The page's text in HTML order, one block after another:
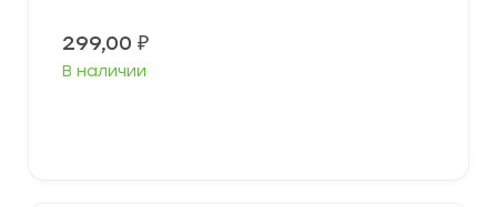
299,00 ₽
В наличии